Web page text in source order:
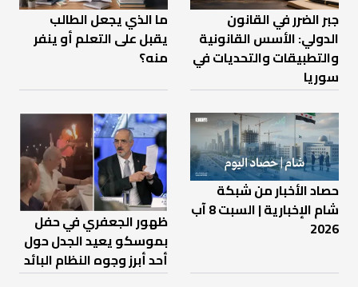
جبر الضرر في القانون
الدولي: الأسس القانونية
والتطبيقات والتحديات في
سوريا
ما الذي يجعل الطالب
يقبل على التعلم أو ينفر
منه؟
حصاد الأخبار من شبكة
شام الإخبارية | السبت 8 آب
2026
ظهور الجعفري في حفل
بموسكو يعيد الجدل حول
أحد أبرز وجوه النظام البائد